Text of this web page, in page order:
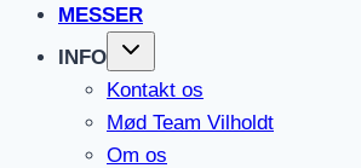
MESSER
INFO
Kontakt os
Mød Team Vilholdt
Om os